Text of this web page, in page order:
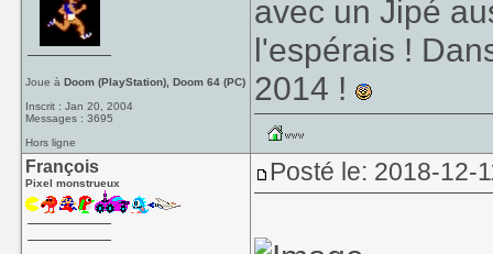
Joue àDoom (PlayStation), Doom 64 (PC)
Inscrit : Jan 20, 2004
Messages : 3695
Hors ligne
avec un Jipé
l'espérais !
2014 !
François
Pixel monstrueux Posté le: 2018-12-